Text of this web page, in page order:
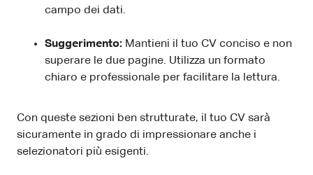
campo dei dati.
Suggerimento: Mantieni il tuo CV conciso e non
superare le due pagine. Utilizza un formato
chiaro e professionale per facilitare la lettura.
Con queste sezioni ben strutturate, il tuo CV sarà
sicuramente in grado di impressionare anche i
selezionatori più esigenti.